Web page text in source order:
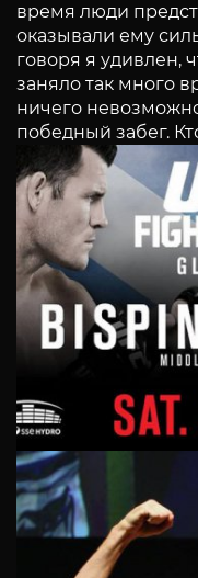
время люди
оказывали ему
говоря я удивлен,
заняло так много
ничего
победный забег.